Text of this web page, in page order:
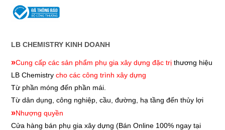
LB CHEMISTRY KINH DOANH
»Cung cấp các sản phẩm phụ gia xây dựng đặc trị thương hiệu
LB Chemistrycho các công trình xây dựng
Từ phần móng đến phần mái.
Từ dân dụng, công nghiệp, cầu, đường, hạ tầng đến thủy lợi
»Nhượng quyền
Cửa hàng bán phụ gia xây dựng (Bán Online 100% ngay tại